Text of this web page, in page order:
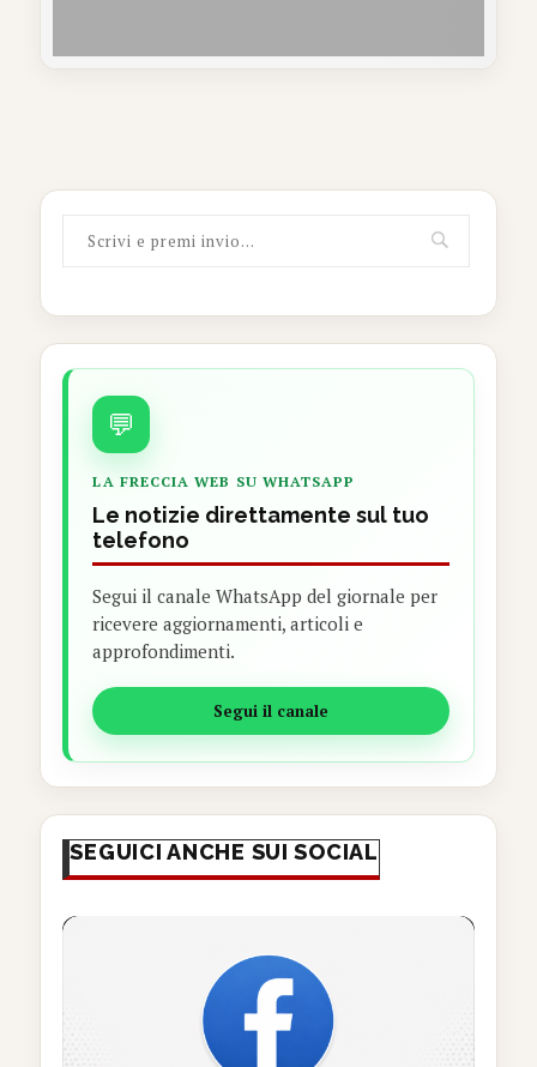
💬
LA FRECCIA WEB SU WHATSAPP
Le notizie direttamente sul tuo
telefono
Segui il canale WhatsApp del giornale per
ricevere aggiornamenti, articoli e
approfondimenti.
Segui il canale
SEGUICI ANCHE SUI SOCIAL